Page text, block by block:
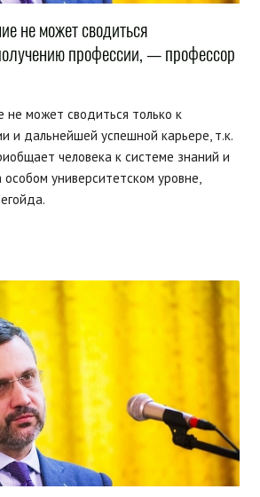
не может сводиться
профессии, — профессор
не может сводиться только к
и дальнейшей успешной карьере, т.к.
человека к системе знаний и
особом университетском уровне,